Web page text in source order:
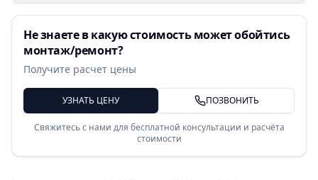
Не знаете в какую стоимость может обойтись
монтаж/ремонт?
Получите расчет цены
УЗНАТЬ ЦЕНУ ПОЗВОНИТЬ
Свяжитесь с нами для бесплатной консультации и расчёта
стоимости